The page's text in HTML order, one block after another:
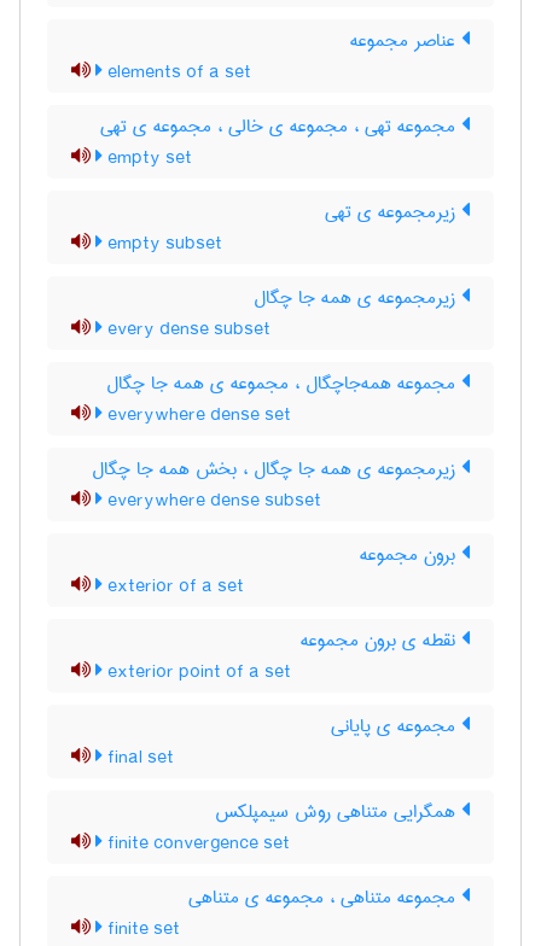
عناصر مجموعه
elements of a set
مجموعه تهی ، مجموعه ی خالی ، مجموعه ی تهی
empty set
زیرمجموعه ی تهی
empty subset
زیرمجموعه ی همه جا چگال
every dense subset
مجموعه همه‌جاچگال ، مجموعه ی همه جا چگال
everywhere dense set
زیرمجموعه ی همه جا چگال ، بخش همه جا چگال
everywhere dense subset
برون مجموعه
exterior of a set
نقطه ی برون مجموعه
exterior point of a set
مجموعه ی پایانی
final set
همگرایی متناهی روش سیمپلکس
finite convergence set
مجموعه متناهی ، مجموعه ی متناهی
finite set